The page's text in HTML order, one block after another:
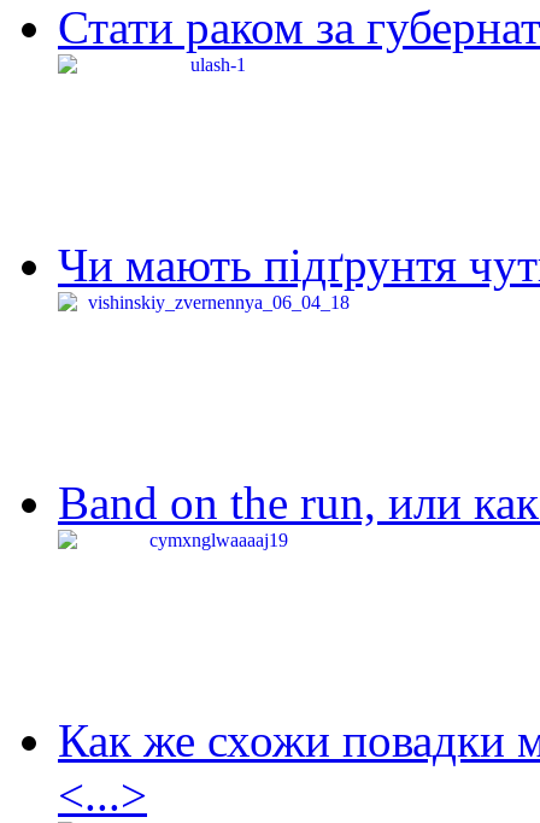
Стати раком за
Чи мають підґрунтя
Band on the run, или
Как же схожи повадки
<...>